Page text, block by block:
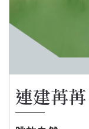
連建苒苒